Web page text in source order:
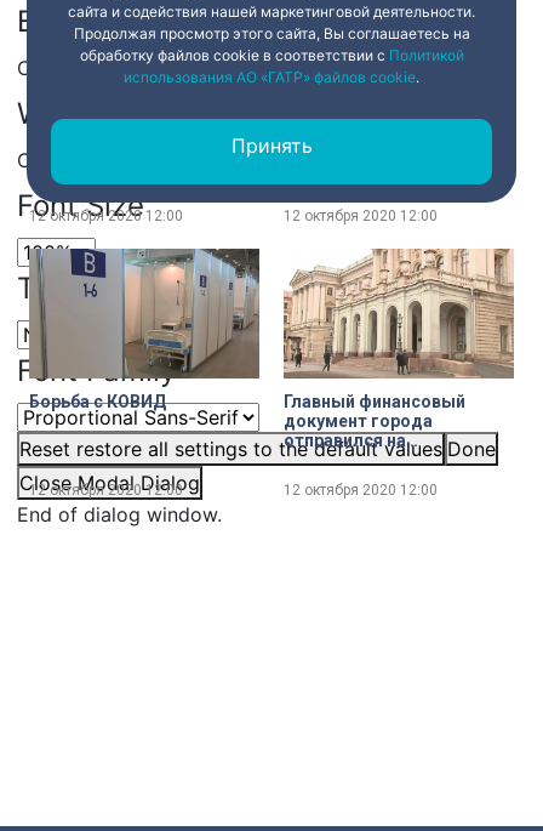
Background
Color Transparency
Window
Color Transparency
Font Size
Text Edge Style
Font Family
Reset restore all settings to the default values Done
Close Modal Dialog
End of dialog window.
Рейд по выявлению
12 октября 2020 12:00
скорой помощи пополнили
12 октября 2020 12:00
Борьба с КОВИД
12 октября 202012:00
Главный финансовый
документ города
отправился на
утверждение депутатов
12 октября 2020 12:00
сайта и содействия нашей маркетинговой деятельности.
Продолжая просмотр этого сайта, Вы соглашаетесь на
обработку файлов cookie в соответствии с Политикой
использования АО «ГАТР» файлов cookie.
Принять